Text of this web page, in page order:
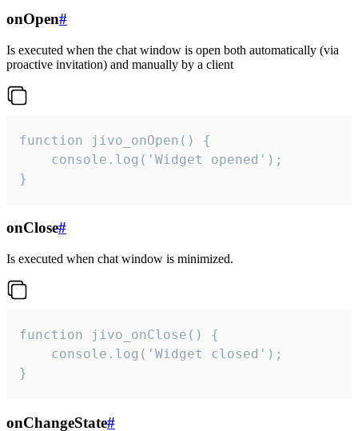
onOpen#
Is executed when the chat window is open both automatically (via
proactive invitation) and manually by a client
function jivo_onOpen() {
    console.log('Widget opened');
}
onClose#
Is executed when chat window is minimized.
function jivo_onClose() {
    console.log('Widget closed');
}
onChangeState#